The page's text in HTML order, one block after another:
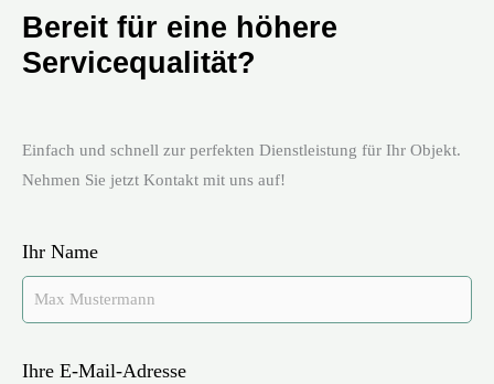
Bereit für eine höhere
Servicequalität?
Einfach und schnell zur perfekten Dienstleistung für Ihr Objekt.
Nehmen Sie jetzt Kontakt mit uns auf!
Ihr Name
Ihre E-Mail-Adresse